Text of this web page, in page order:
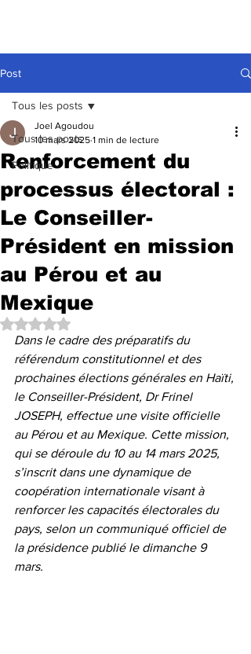
Post
Tous les posts
Politique
Tous les posts
Renforcement du
processus électoral :
Le Conseiller-
Président en mission
au Pérou et au
Mexique
Joel Agoudou
10 mars 2025 1 min de lecture
Noté NaN étoiles sur 5.
Dans le cadre des préparatifs du
référendum constitutionnel et des
prochaines élections générales en Haïti,
le Conseiller-Président, Dr Frinel
JOSEPH, effectue une visite officielle
au Pérou et au Mexique. Cette mission,
qui se déroule du 10 au 14 mars 2025,
s’inscrit dans une dynamique de
coopération internationale visant à
renforcer les capacités électorales du
pays, selon un communiqué officiel de
la présidence publié le dimanche 9
mars.